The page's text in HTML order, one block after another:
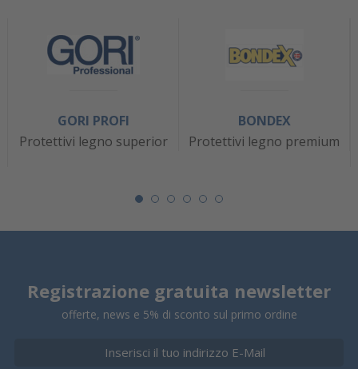
GORI PROFI
Protettivi legno superior
BONDEX
Protettivi legno premium
Registrazione gratuita newsletter
offerte, news e 5% di sconto sul primo ordine